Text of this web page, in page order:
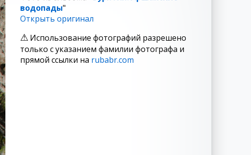
водопады"
Открыть оригинал
Использование фотографий разрешено
только с указанием фамилии фотографа и
прямой ссылки на rubabr.com